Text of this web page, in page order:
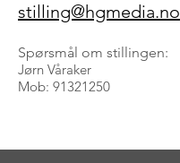
stilling@hgmedia.no
Spørsmål om stillingen:
Jørn Våraker
Mob: 91321250